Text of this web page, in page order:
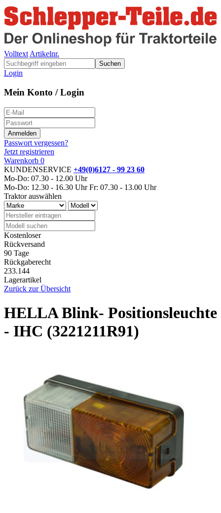
Volltext Artikelnr.
Suchen
Login
Mein Konto / Login
Passwort vergessen?
Jetzt registrieren
Warenkorb 0
KUNDENSERVICE +49(0)6127 - 99 23 60
Mo-Do: 07.30 - 12.00 Uhr
Mo-Do: 12.30 - 16.30 Uhr Fr: 07.30 - 13.00 Uhr
Traktor auswählen
Kostenloser
Rückversand
90 Tage
Rückgaberecht
233.144
Lagerartikel
Zurück zur Übersicht
HELLA Blink- Positionsleuchte
- IHC (3221211R91)